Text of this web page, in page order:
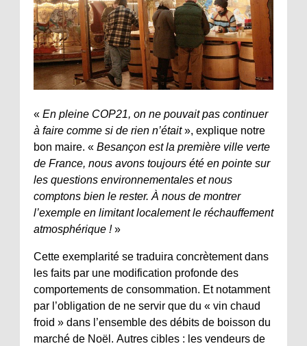
« En pleine COP21, on ne pouvait pas continuer
à faire comme si de rien n’était», explique notre
bon maire. « Besançon est la première ville verte
de France, nous avons toujours été en pointe sur
les questions environnementales et nous
comptons bien le rester. À nous de montrer
l’exemple en limitant localement le réchauffement
atmosphérique ! »
Cette exemplarité se traduira concrètement dans
les faits par une modification profonde des
comportements de consommation. Et notamment
par l’obligation de ne servir que du « vin chaud
froid » dans l’ensemble des débits de boisson du
marché de Noël. Autres cibles : les vendeurs de